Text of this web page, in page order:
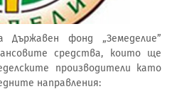
фонд „Земеделие”
средства, които ще
производители като
направления: